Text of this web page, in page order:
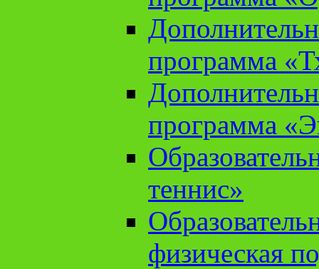
программа
программа
теннис»
физическая